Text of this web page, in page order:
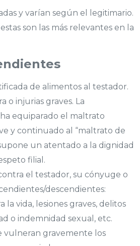
y varían según el legitimario.
son las más relevantes en la
de alimentos al testador.
o injurias graves. La
equiparado el maltrato
y continuado al “maltrato de
un atentado a la dignidad
filial.
el testador, su cónyuge o
descendientes:
la vida, lesiones graves, delitos
o indemnidad sexual, etc.
vulneran gravemente los